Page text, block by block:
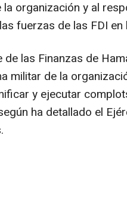
organización y al
fuerzas de las FDI en
las Finanzas de
militar de la
y ejecutar
ha detallado el